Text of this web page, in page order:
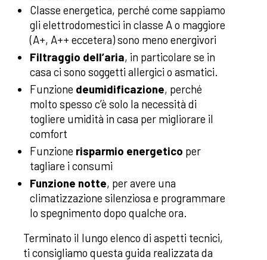
Classe energetica, perché come sappiamo
gli elettrodomestici in classe A o maggiore
(A+, A++ eccetera) sono meno energivori
Filtraggio dell’aria, in particolare se in
casa ci sono soggetti allergici o asmatici.
Funzione deumidificazione, perché
molto spesso c’è solo la necessità di
togliere umidità in casa per migliorare il
comfort
Funzione risparmio energetico per
tagliare i consumi
Funzione notte, per avere una
climatizzazione silenziosa e programmare
lo spegnimento dopo qualche ora.
Terminato il lungo elenco di aspetti tecnici,
ti consigliamo questa guida realizzata da